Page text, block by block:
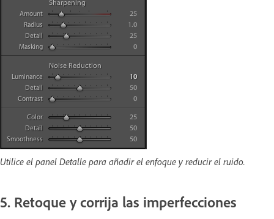
Utilice el panel Detalle para añadir el enfoque y reducir el ruido.
5. Retoque y corrija las imperfecciones